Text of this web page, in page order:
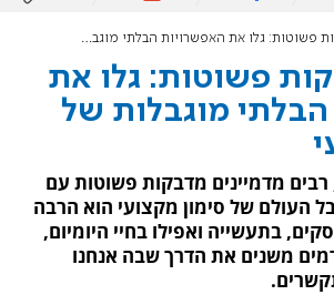
גלו את האפשרויות הבלתי מוגבלות של סימון מקצועי
פשוטות: גלו את
מוגבלות של
מדמיינים מדבקות פשוטות עם
העולם של סימון מקצועי הוא הרבה
בתעשייה ואפילו בחיי היומיום,
משנים את הדרך שבה אנחנו